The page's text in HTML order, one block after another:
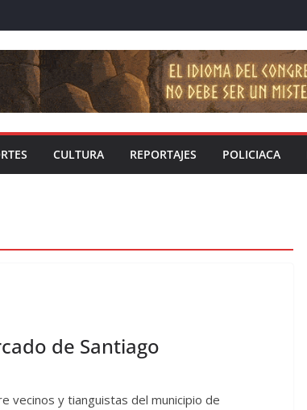
CULTURA REPORTAJES POLICIACA
de Santiago
vecinos y tianguistas del municipio de